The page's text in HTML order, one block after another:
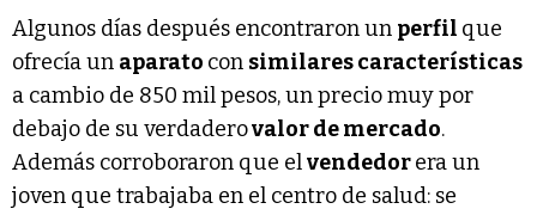
Algunos días después encontraron un perfil que
ofrecía un aparato con similares características
a cambio de 850 mil pesos, un precio muy por
debajo de su verdaderovalor de mercado.
Además corroboraron que elvendedorera un
joven que trabajaba en el centro de salud: se